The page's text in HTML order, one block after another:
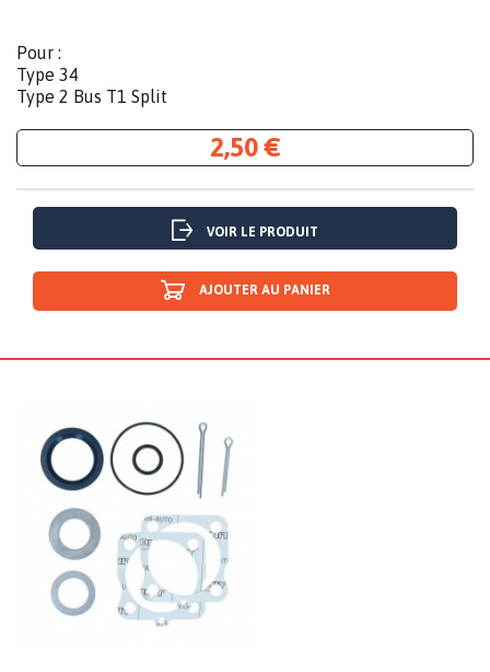
Pour :
Type 34
Type 2 Bus T1 Split
2,50 €
VOIR LE PRODUIT
AJOUTER AU PANIER